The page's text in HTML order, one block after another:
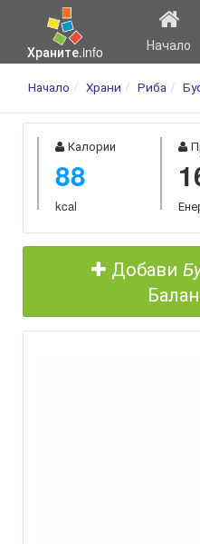
Храните.info Начало
Начало Храни Риба
Калории
88
kcal
Добави